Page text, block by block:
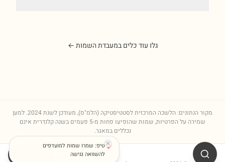
גלו עוד כלים במעבדת השמות ←
מקור הנתונים: הלשכה המרכזית לסטטיסטיקה (הלמ"ס), מעודכן לשנת2024. למען
שמירה על הפרטיות, שמות שהופיעו פחות מ-5 פעמים בשנה קלנדרית אינם
נכללים במאגר.
טיפ: שמרו שמות למועדפים
להשוואה נגישה